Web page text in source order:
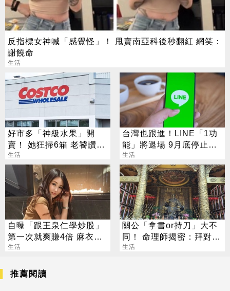
反指標女神喊「感覺怪」！ 甩賣南亞科後秒翻紅 網笑：
謝饒命
生活
好市多「神級水果」開
賣！ 她狂掃6箱 老饕讚：
很甜還噴汁
生活
台灣也跟進！LINE「1功
能」將退場 9月底停止服
務
生活
自曝「跟王泉仁學炒股」
第一次就爽賺4倍 麻衣：
感謝指導
生活
關公「拿書or持刀」大不
同！ 命理師揭密：拜對大
加分、拜錯恐虧本
生活
推薦閱讀